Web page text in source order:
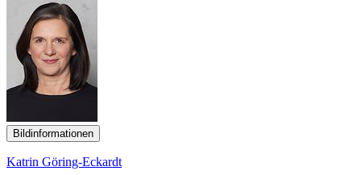
Bildinformationen
Katrin Göring-Eckardt